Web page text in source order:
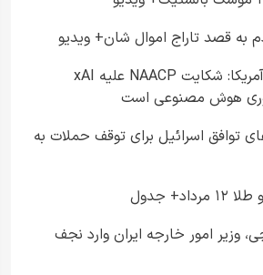
به قصد تاراج اموال شان+ ویدیو
وزارت دادگستری آمریکا: شکایت NAACP علیه xAI
هوش مصنوعی است
توافق اسرائیل برای توقف حملات به
جدول
وزیر امور خارجه ایران وارد نجف